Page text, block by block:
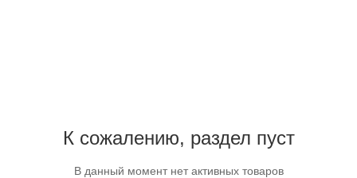
К сожалению, раздел пуст
В данный момент нет активных товаров